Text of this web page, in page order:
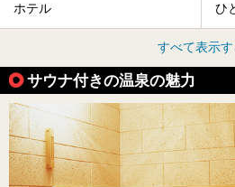
ホテル ひ
すべて表示す
サウナ付きの温泉の魅力